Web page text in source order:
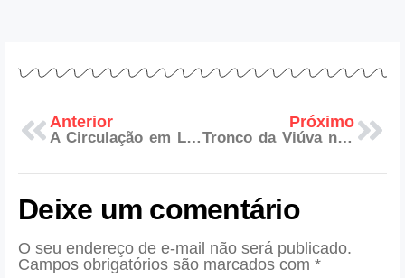
Anterior
A Circulação em Loja Maçônica: Significado e Importância
Próximo
Tronco da Viúva na Maçonaria: Fundamento de Solidariedade e Beneficência
Deixe um comentário
O seu endereço de e-mail não será publicado.
Campos obrigatórios são marcados com *